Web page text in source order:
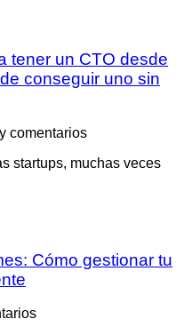
tener un CTO desde
conseguir uno sin
comentarios
startups, muchas veces
Cómo gestionar tu